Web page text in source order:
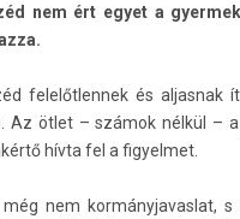
nem ért egyet a
felelőtlennek és aljasnak
Az ötlet – számok nélkül –
hívta fel a figyelmet.
még nem kormányjavaslat,